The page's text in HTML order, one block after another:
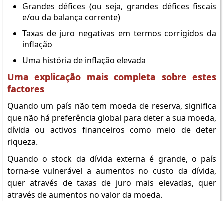
Grandes défices (ou seja, grandes défices fiscais
e/ou da balança corrente)
Taxas de juro negativas em termos corrigidos da
inflação
Uma história de inflação elevada
Uma explicação mais completa sobre estes
factores
Quando um país não tem moeda de reserva, significa
que não há preferência global para deter a sua moeda,
dívida ou activos financeiros como meio de deter
riqueza.
Quando o stock da dívida externa é grande, o país
torna-se vulnerável a aumentos no custo da dívida,
quer através de taxas de juro mais elevadas, quer
através de aumentos no valor da moeda.